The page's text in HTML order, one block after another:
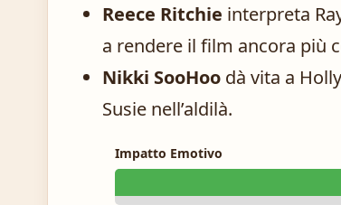
Reece Ritchie interpreta
a rendere il film ancora più
Nikki SooHoo dà vita a
Susie nell’aldilà.
Impatto Emotivo